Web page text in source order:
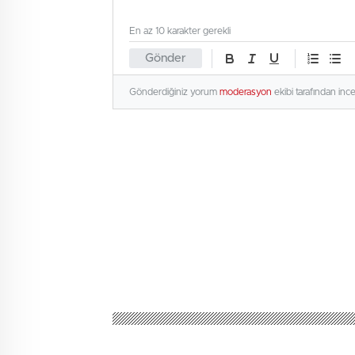
Gönder
En az 10 karakter gerekli
Gönderdiğiniz yorum moderasyon ekibi tarafından